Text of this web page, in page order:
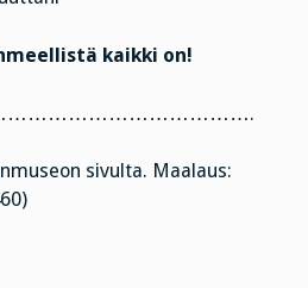
kaikki on!
sivulta. Maalaus: